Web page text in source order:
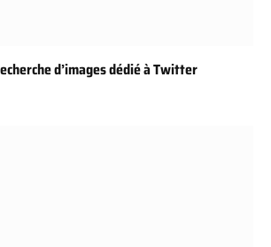
d’images dédié à Twitter